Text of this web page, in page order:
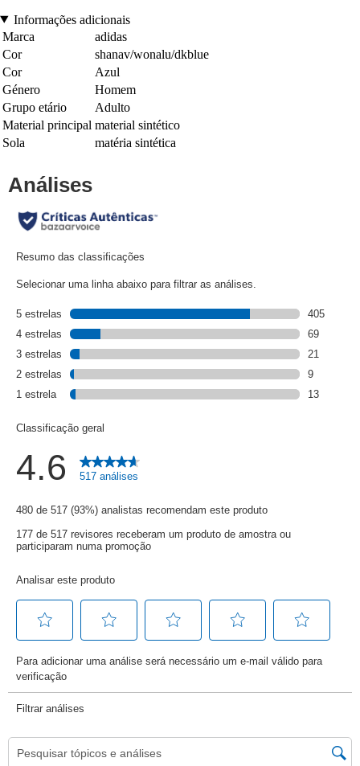
Informações adicionais
Marca
adidas
Cor
shanav/wonalu/dkblue
Cor
Azul
Género
Homem
Grupo etário
Adulto
Material principal material sintético
Sola
matéria sintética